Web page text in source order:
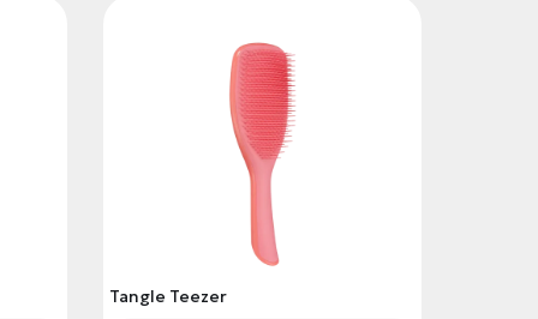
Tangle Teezer